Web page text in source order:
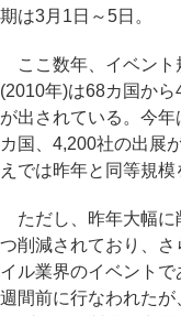
期は3月1日～5日。
ここ数年、イベント
(2010年)は68カ国か
が出されている。今
カ国、4,200社の出展
えでは昨年と同等規模
ただし、昨年大幅に
つ削減されており、
イル業界のイベント
週間前に行なわれた